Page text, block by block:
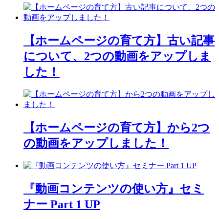
【ホームページの育て方】古い記事
について、2つの動画をアップしま
した！
【ホームページの育て方】から2つ
の動画をアップしました！
『動画コンテンツの使い方』セミ
ナー Part 1 UP